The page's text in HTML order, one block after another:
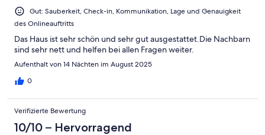
Gut: Sauberkeit, Check-in, Kommunikation, Lage und Genauigkeit
des Onlineauftritts
Das Haus ist sehr schön und sehr gut ausgestattet.Die Nachbarn
sind sehr nett und helfen bei allen Fragen weiter.
Aufenthalt von 14 Nächten im August 2025
0
Verifizierte Bewertung
10/10 – Hervorragend